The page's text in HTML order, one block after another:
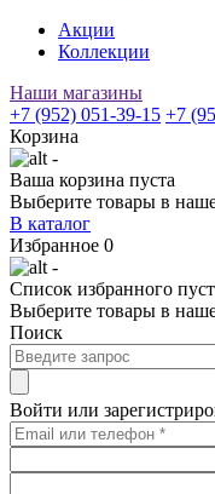
Акции
Коллекции
Наши магазины
+7 (952) 051-39-15 +7
Корзина
-
Ваша корзина пуста
Выберите товары в
В каталог
Избранное 0
-
Список избранного пуст
Выберите товары в
Поиск
Войти или